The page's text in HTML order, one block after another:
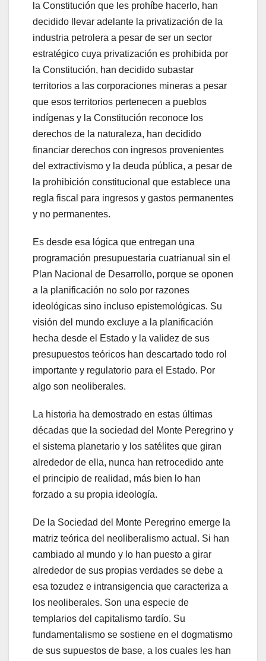
la Constitución que les prohíbe hacerlo, han
decidido llevar adelante la privatización de la
industria petrolera a pesar de ser un sector
estratégico cuya privatización es prohibida por
la Constitución, han decidido subastar
territorios a las corporaciones mineras a pesar
que esos territorios pertenecen a pueblos
indígenas y la Constitución reconoce los
derechos de la naturaleza, han decidido
financiar derechos con ingresos provenientes
del extractivismo y la deuda pública, a pesar de
la prohibición constitucional que establece una
regla fiscal para ingresos y gastos permanentes
y no permanentes.
Es desde esa lógica que entregan una
programación presupuestaria cuatrianual sin el
Plan Nacional de Desarrollo, porque se oponen
a la planificación no solo por razones
ideológicas sino incluso epistemológicas. Su
visión del mundo excluye a la planificación
hecha desde el Estado y la validez de sus
presupuestos teóricos han descartado todo rol
importante y regulatorio para el Estado. Por
algo son neoliberales.
La historia ha demostrado en estas últimas
décadas que la sociedad del Monte Peregrino y
el sistema planetario y los satélites que giran
alrededor de ella, nunca han retrocedido ante
el principio de realidad, más bien lo han
forzado a su propia ideología.
De la Sociedad del Monte Peregrino emerge la
matriz teórica del neoliberalismo actual. Si han
cambiado al mundo y lo han puesto a girar
alrededor de sus propias verdades se debe a
esa tozudez e intransigencia que caracteriza a
los neoliberales. Son una especie de
templarios del capitalismo tardío. Su
fundamentalismo se sostiene en el dogmatismo
de sus supuestos de base, a los cuales les han